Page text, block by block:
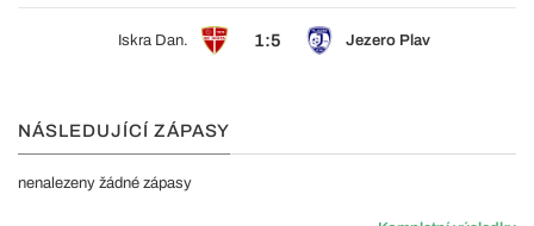
Iskra Dan. 1:5 Jezero Plav
NÁSLEDUJÍCÍ ZÁPASY
nenalezeny žádné zápasy